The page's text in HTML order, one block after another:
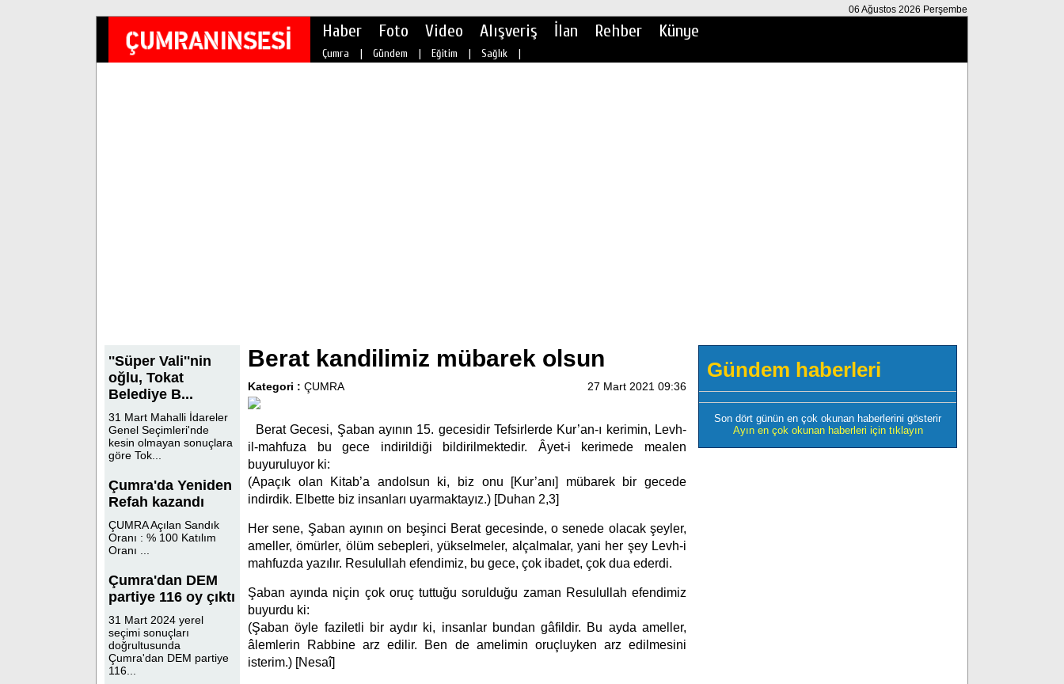
06 Ağustos 2026 Perşembe
Haber Foto Video Alışveriş İlan Rehber Künye
Çumra | Gündem | Eğitim | Sağlık |
''Süper Vali''nin
oğlu, Tokat
Belediye B...
31 Mart Mahalli İdareler
Genel Seçimleri'nde
kesin olmayan sonuçlara
göre Tok...
Çumra'da Yeniden
Refah kazandı
ÇUMRA Açılan Sandık
Oranı : % 100 Katılım
Oranı ...
Çumra'dan DEM
partiye 116 oy çıktı
31 Mart 2024 yerel
seçimi sonuçları
doğrultusunda
Çumra'dan DEM partiye
116...
Berat kandilimiz mübarek olsun
Kategori : ÇUMRA 27 Mart 2021 09:36
Berat Gecesi, Şaban ayının 15. gecesidir Tefsirlerde Kur’an-ı kerimin, Levh-
il-mahfuza bu gece indirildiği bildirilmektedir. Âyet-i kerimede mealen
buyuruluyor ki:
(Apaçık olan Kitab’a andolsun ki, biz onu [Kur’anı] mübarek bir gecede
indirdik. Elbette biz insanları uyarmaktayız.) [Duhan 2,3]
Her sene, Şaban ayının on beşinci Berat gecesinde, o senede olacak şeyler,
ameller, ömürler, ölüm sebepleri, yükselmeler, alçalmalar, yani her şey Levh-i
mahfuzda yazılır. Resulullah efendimiz, bu gece, çok ibadet, çok dua ederdi.
Şaban ayında niçin çok oruç tuttuğu sorulduğu zaman Resulullah efendimiz
buyurdu ki:
(Şaban öyle faziletli bir aydır ki, insanlar bundan gâfildir. Bu ayda ameller,
âlemlerin Rabbine arz edilir. Ben de amelimin oruçluyken arz edilmesini
isterim.) [Nesaî]
Gündem haberleri
Son dört günün en çok okunan haberlerini gösterir
Ayın en çok okunan haberleri için tıklayın